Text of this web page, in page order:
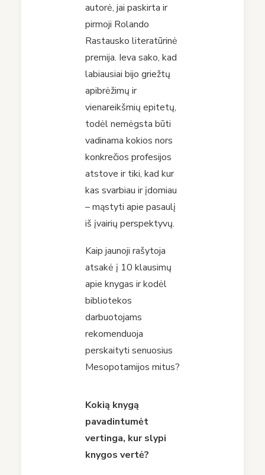
autorė, jai paskirta ir
pirmoji Rolando
Rastausko literatūrinė
premija. Ieva sako, kad
labiausiai bijo griežtų
apibrėžimų ir
vienareikšmių epitetų,
todėl nemėgsta būti
vadinama kokios nors
konkrečios profesijos
atstove ir tiki, kad kur
kas svarbiau ir įdomiau
– mąstyti apie pasaulį
iš įvairių perspektyvų.
Kaip jaunoji rašytoja
atsakė į 10 klausimų
apie knygas ir kodėl
bibliotekos
darbuotojams
rekomenduoja
perskaityti senuosius
Mesopotamijos mitus?
Kokią knygą
pavadintumėt
vertinga, kur slypi
knygos vertė?